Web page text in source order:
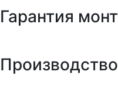
Гарантия